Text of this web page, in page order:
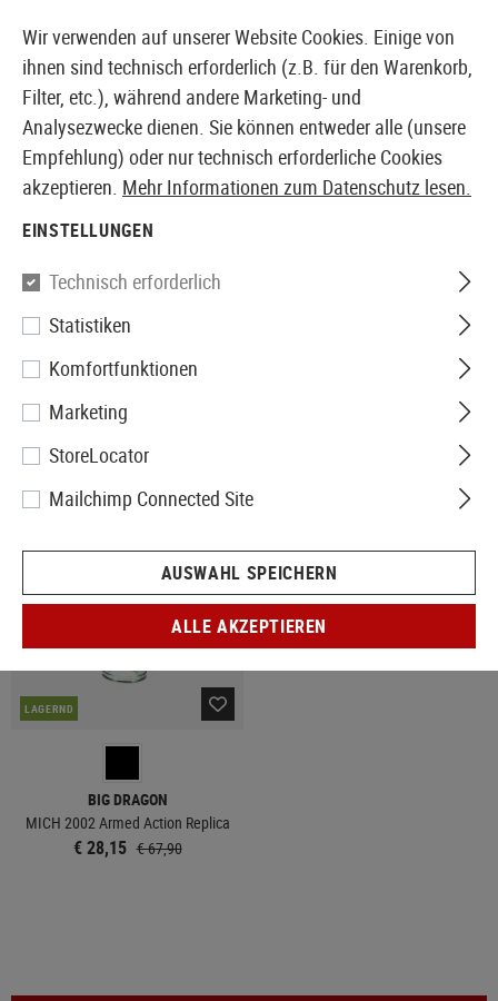
EUROPÄISCHER AIRSOFT SHOP & GROßHÄNDLER
MICH 2002
1 Produkte
LAGERND
BIG DRAGON
MICH 2002 Armed Action Replica
€ 28,15 € 67,90
Wir verwenden auf unserer Website Cookies. Einige von
ihnen sind technisch erforderlich (z.B. für den Warenkorb,
Filter, etc.), während andere Marketing- und
Analysezwecke dienen. Sie können entweder alle (unsere
Empfehlung) oder nur technisch erforderliche Cookies
akzeptieren. Mehr Informationen zum Datenschutz lesen.
EINSTELLUNGEN
Technisch erforderlich
Statistiken
Komfortfunktionen
Marketing
StoreLocator
Mailchimp Connected Site
AUSWAHL SPEICHERN
ALLE AKZEPTIEREN